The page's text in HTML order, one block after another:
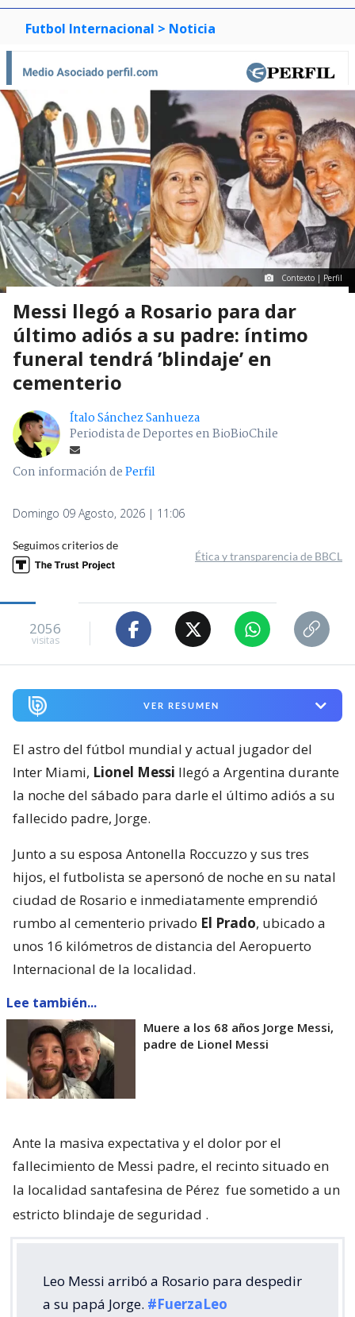
Futbol Internacional > Noticia
Contexto | Perfil
Messi llegó a Rosario para dar
último adiós a su padre: íntimo
funeral tendrá ’blindaje’ en
cementerio
Ítalo Sánchez Sanhueza
Periodista de Deportes en BioBioChile
Con información dePerfil
Domingo 09 Agosto, 2026 | 11:06
Seguimos criterios de
Ética y transparencia de BBCL
2056
visitas
VER RESUMEN
El astro del fútbol mundial y actual jugador del
Inter Miami, Lionel Messi llegó a Argentina durante
la noche del sábado para darle el último adiós a su
fallecido padre, Jorge.
Junto a su esposa Antonella Roccuzzo y sus tres
hijos, el futbolista se apersonó de noche en su natal
ciudad de Rosario e inmediatamente emprendió
rumbo al cementerio privado El Prado, ubicado a
unos 16 kilómetros de distancia del Aeropuerto
Internacional de la localidad.
Lee también...
Muere a los 68 años Jorge Messi,
padre de Lionel Messi
Ante la masiva expectativa y el dolor por el
fallecimiento de Messi padre, el recinto situado en
la localidad santafesina de Pérez fue sometido a un
estricto blindaje de seguridad .
Leo Messi arribó a Rosario para despedir
a su papá Jorge. #FuerzaLeo